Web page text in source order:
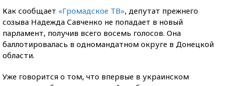
Как сообщает «Громадское ТВ», депутат прежнего
созыва Надежда Савченко не попадает в новый
парламент, получив всего восемь голосов. Она
баллотировалась в одномандатном округе в Донецкой
области.
Уже говорится о том, что впервые в украинском